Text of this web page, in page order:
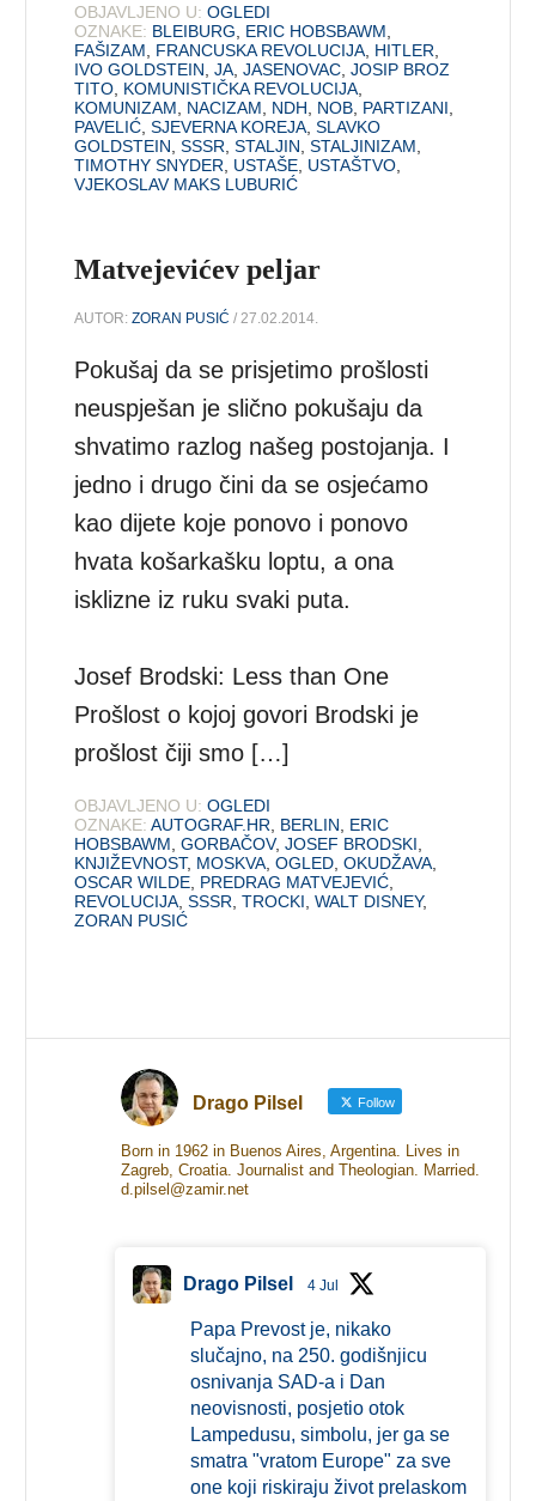
OBJAVLJENO U: OGLEDI
OZNAKE: BLEIBURG ERIC HOBSBAWM
FAŠIZAM
FRANCUSKA REVOLUCIJA HITLER
IVO GOLDSTEIN ,JA ,JASENOVAC ,JOSIP BROZ
TITO KOMUNISTIČKA REVOLUCIJA
KOMUNIZAM
NACIZAM NDH NOB PARTIZANI
PAVELIĆ ,SJEVERNA KOREJA ,SLAVKO
GOLDSTEIN ,SSSR ,STALJIN ,STALJINIZAM
TIMOTHY SNYDER
USTAŠE USTAŠTVO
VJEKOSLAV MAKS LUBURIĆ
Matvejevićev peljar
AUTOR:ZORAN PUSIĆ / 27.02.2014.
Pokušaj da se prisjetimo prošlosti
neuspješan je slično pokušaju da
shvatimo razlog našeg postojanja. I
jedno i drugo čini da se osjećamo
kao dijete koje ponovo i ponovo
hvata košarkašku loptu, a ona
isklizne iz ruku svaki puta.
Josef Brodski: Less than One
Prošlost o kojoj govori Brodski je
prošlost čiji smo […]
OBJAVLJENO U: OGLEDI
OZNAKE: AUTOGRAF.HR BERLIN
ERIC
HOBSBAWM ,GORBAČOV,JOSEF BRODSKI
KNJIŽEVNOST, MOSKVA ,OGLED ,OKUDŽAVA
OSCAR WILDE PREDRAG MATVEJEVIĆ
REVOLUCIJA ,SSSR ,TROCKI ,WALT DISNEY,
ZORAN PUSIĆ
Drago Pilsel Follow
Born in 1962 in Buenos Aires, Argentina. Lives in
Zagreb, Croatia. Journalist and Theologian. Married.
d.pilsel@zamir.net
Drago Pilsel 4 Jul
Papa Prevost je, nikako
slučajno, na 250. godišnjicu
osnivanja SAD-a i Dan
neovisnosti, posjetio otok
Lampedusu, simbolu, jer ga se
smatra "vratom Europe" za sve
one koji riskiraju život prelaskom